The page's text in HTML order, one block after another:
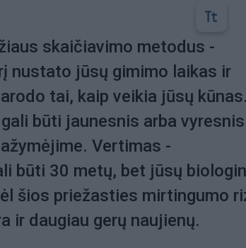
skaičiavimo metodus -
nustato jūsų gimimo laikas ir
tai, kaip veikia jūsų
būti jaunesnis arba
Vertimas -
būti 30 metų, bet jūsų
šios priežasties mirtingumo
ir daugiau gerų naujienų.